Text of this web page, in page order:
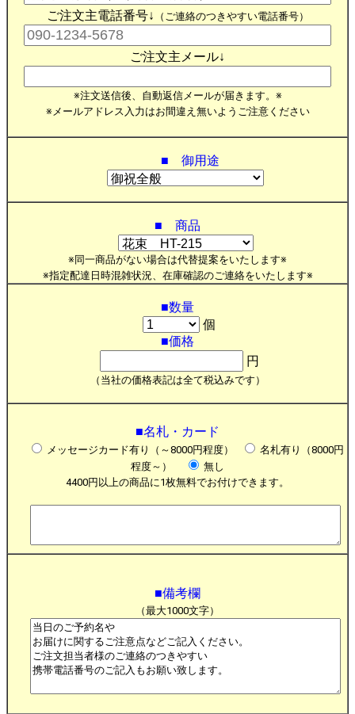
ご注文主電話番号↓ （ご連絡のつきやすい電話番号）
ご注文主メール↓
※注文送信後、自動返信メールが届きます。※
※メールアドレス入力はお間違え無いようご注意ください
■ 御用途
■ 商品
※同一商品がない場合は代替提案をいたします※
※指定配達日時混雑状況、在庫確認のご連絡をいたします※
■数量
個
■価格
円
（当社の価格表記は全て税込みです）
■名札・カード
メッセージカード有り（～8000円程度）
名札有り（8000円
程度～）
無し
4400円以上の商品に1枚無料でお付けできます。
■備考欄
（最大1000文字）